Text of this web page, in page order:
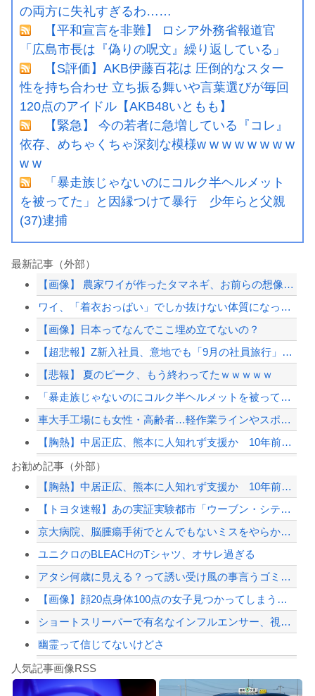
の両方に失礼すぎるわ……
【平和宣言を非難】 ロシア外務省報道官
「広島市長は『偽りの呪文』繰り返している」
【S評価】AKB伊藤百花は 圧倒的なスター
性を持ち合わせ 立ち振る舞いや言葉選びが毎回
120点のアイドル【AKB48いともも】
【緊急】 今の若者に急増している『コレ』
依存、めちゃくちゃ深刻な模様w w w w w w w w
w w
「暴走族じゃないのにコルク半ヘルメット
を被ってた」と因縁つけて暴行 少年らと父親
(37)逮捕
最新記事（外部）
【画像】 農家ワイが作ったタマネギ、お前らの想像する1.5倍はデカいぞ
ワイ、「着衣おっばい」でしか抜けない体質になってしまうｗｗｗｗｗ
【画像】日本ってなんでここ埋め立てないの？
【超悲報】Z新入社員、意地でも「9月の社員旅行」の計画をやらないｗｗｗｗｗ
【悲報】 夏のピーク、もう終わってたｗｗｗｗｗ
「暴走族じゃないのにコルク半ヘルメットを被ってた」と因縁つけて暴行 少年らと父親...
車大手工場にも女性・高齢者…軽作業ラインやスポットワーク
【胸熱】中居正広、熊本に人知れず支援か 10年前の震災では3度現地入り「誰にも知...
【朗報】佐藤二朗さん、ハグを報告
【動画】ショートスリーパー堀大輔、高須幹弥にブチギレ
【高校野球】甲子園 初ジャッジの女性審判・佐藤加奈さん、自ら判定覆したプレーを謝...
ジャンポケ斎藤と代理人のやりとり、「地獄すぎて完全にコントになってる……」と衝撃...
【緊急速報】NYで警官が黒人男性の首を絞め、暴動第二波不可避へ
Powered by livedoor 相互RSS
お勧め記事（外部）
【胸熱】中居正広、熊本に人知れず支援か 10年前の震災では3度現地入り「誰にも知...
【トヨタ速報】あの実証実験都市「ウーブン・シティ」が一般の居住希望者募集開始
京大病院、脳腫瘍手術でとんでもないミスをやらかし患者を植物状態に・・・お前らの想...
ユニクロのBLEACHのTシャツ、オサレ過ぎる
アタシ何歳に見える？って誘い受け風の事言うゴミってまだ生存してるよね～
【画像】顔20点身体100点の女子見つかってしまうｗｗｗｗｗｗｗｗ
ショートスリーパーで有名なインフルエンサー、視聴者から「寝た方がいい」と言わ...
幽霊って信じてないけどさ
実況「金メダルをとった萩野には俺さんへの挑戦権を手にしました！」俺「ほう君が萩野...
人気記事画像RSS